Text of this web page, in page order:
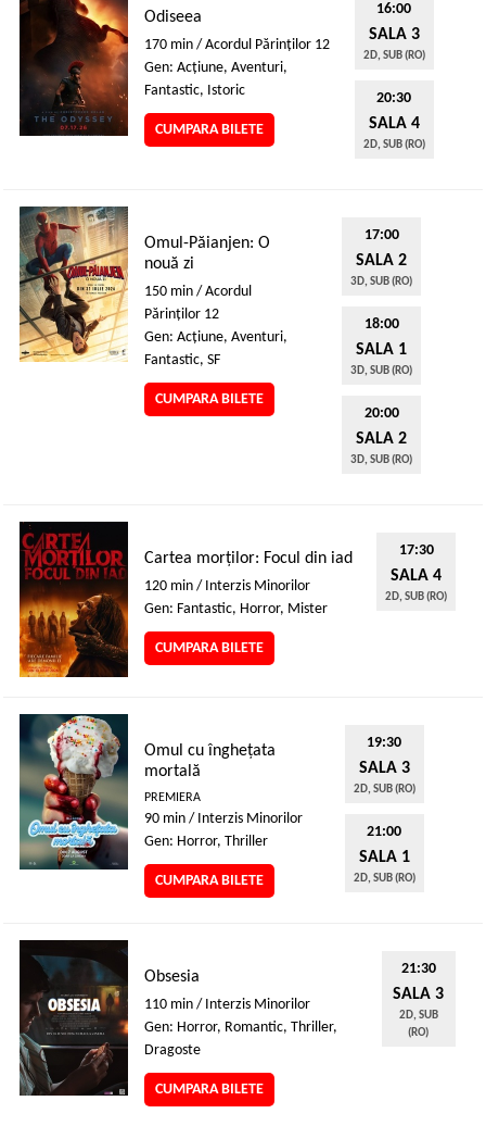
Odiseea
170 min / Acordul Părinţilor 12
Gen: Acţiune, Aventuri,
Fantastic, Istoric
CUMPARA BILETE
16:00
SALA 3
2D, SUB (RO)
20:30
SALA 4
2D, SUB (RO)
Omul-Păianjen: O
nouă zi
150 min / Acordul
Părinţilor 12
Gen: Acţiune, Aventuri,
Fantastic, SF
CUMPARA BILETE
17:00
SALA 2
3D, SUB (RO)
18:00
SALA 1
3D, SUB (RO)
20:00
SALA 2
3D, SUB (RO)
Cartea morților: Focul din iad
120 min / Interzis Minorilor
Gen: Fantastic, Horror, Mister
CUMPARA BILETE
17:30
SALA 4
2D, SUB (RO)
Omul cu înghețata
mortală
PREMIERA
90 min / Interzis Minorilor
Gen: Horror, Thriller
CUMPARA BILETE
19:30
SALA 3
2D, SUB (RO)
21:00
SALA 1
2D, SUB (RO)
Obsesia
110 min / Interzis Minorilor
Gen: Horror, Romantic, Thriller,
Dragoste
CUMPARA BILETE
21:30
SALA 3
2D, SUB
(RO)